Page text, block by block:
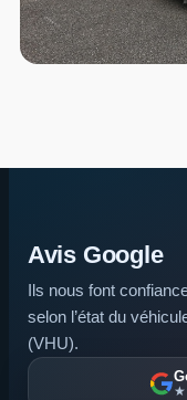
Avis Google
Ils nous font
selon l’état du
(VHU).